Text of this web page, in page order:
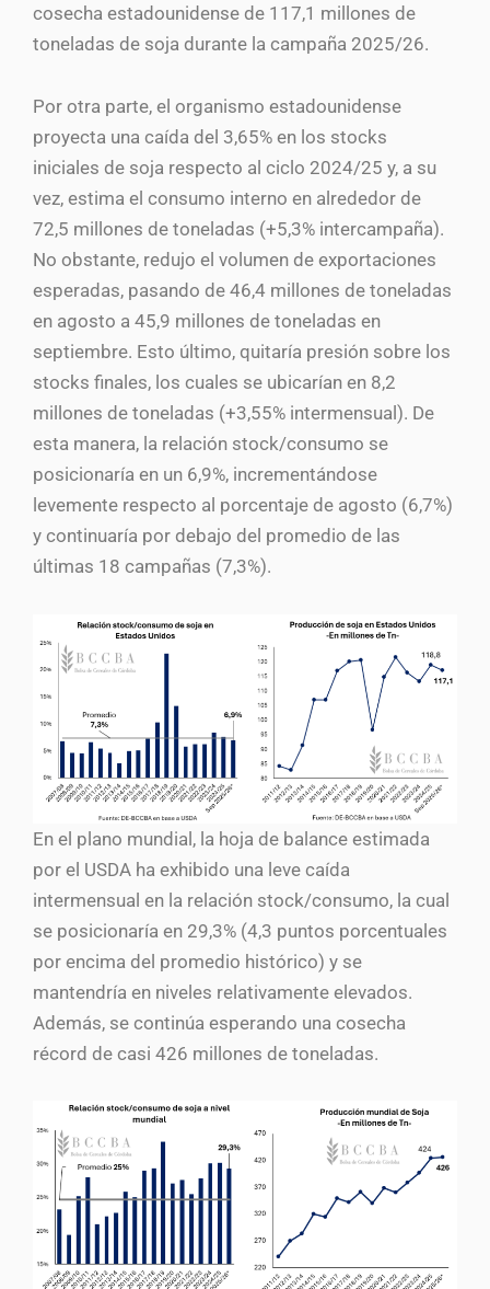
cosecha estadounidense de 117,1 millones de
toneladas de soja durante la campaña 2025/26.
Por otra parte, el organismo estadounidense
proyecta una caída del 3,65% en los stocks
iniciales de soja respecto al ciclo 2024/25 y, a su
vez, estima el consumo interno en alrededor de
72,5 millones de toneladas (+5,3% intercampaña).
No obstante, redujo el volumen de exportaciones
esperadas, pasando de 46,4 millones de toneladas
en agosto a 45,9 millones de toneladas en
septiembre. Esto último, quitaría presión sobre los
stocks finales, los cuales se ubicarían en 8,2
millones de toneladas (+3,55% intermensual). De
esta manera, la relación stock/consumo se
posicionaría en un 6,9%, incrementándose
levemente respecto al porcentaje de agosto (6,7%)
y continuaría por debajo del promedio de las
últimas 18 campañas (7,3%).
En el plano mundial, la hoja de balance estimada
por el USDA ha exhibido una leve caída
intermensual en la relación stock/consumo, la cual
se posicionaría en 29,3% (4,3 puntos porcentuales
por encima del promedio histórico) y se
mantendría en niveles relativamente elevados.
Además, se continúa esperando una cosecha
récord de casi 426 millones de toneladas.